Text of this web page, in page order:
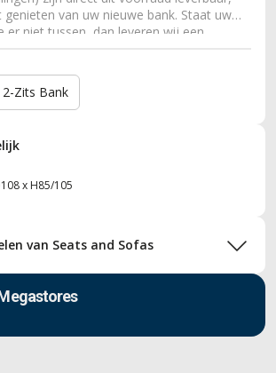
van uw nieuwe bank. Staat uw
er niet tussen, dan leveren wij een
op maat. Zo krijgt u bij ons eenvoudig
past bij uw woonkamer, wensen en
2-Zits Bank
x H85/105
van Seats and Sofas